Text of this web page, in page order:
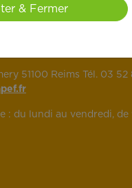
51100 Reims Tél. 03 52
: du lundi au vendredi, de
& Fermer